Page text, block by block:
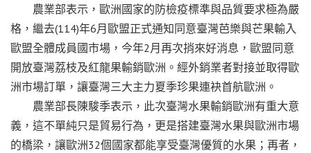
農業部表示，歐洲國家的防檢疫標準與品質要求極為嚴
格，繼去(114)年6月歐盟正式通知同意臺灣芭樂與芒果輸入
歐盟全體成員國市場，今年2月再次捎來好消息，歐盟同意
開放臺灣荔枝及紅龍果輸銷歐洲。經外銷業者對接並取得歐
洲市場訂單，讓臺灣三大主力夏季珍果連袂首航歐洲。
農業部長陳駿季表示，此次臺灣水果輸銷歐洲有重大意
義，這不單純只是貿易行為，更是搭建臺灣水果與歐洲市場
的橋梁，讓歐洲32個國家都能享受臺灣優質的水果；再者，